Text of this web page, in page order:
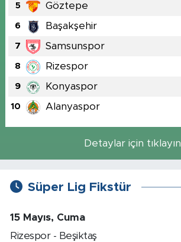
5 Göztepe
6 Başakşehir
7 Samsunspor
8 Rizespor
9 Konyaspor
10 Alanyaspor
Detaylar için tıklayın
Süper Lig Fikstür
15 Mayıs, Cuma
Rizespor - Beşiktaş